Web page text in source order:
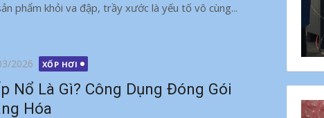
phẩm khỏi va đập, trầy xước là yếu tố vô cùng...
2026 XỐP HƠI
Nổ Là Gì? Công Dụng Đóng Gói
Hóa